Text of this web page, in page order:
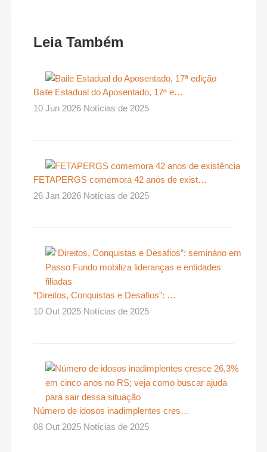
Leia Também
Baile Estadual do Aposentado, 17ª e…
10 Jun 2026 Notícias de 2025
FETAPERGS comemora 42 anos de exist…
26 Jan 2026 Notícias de 2025
“Direitos, Conquistas e Desafios”: …
10 Out 2025 Notícias de 2025
Número de idosos inadimplentes cres…
08 Out 2025 Notícias de 2025